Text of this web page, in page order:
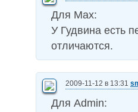
Для Max:
У Гудвина есть
отличаются.
2009-11-12 в 13:31
Для Admin: